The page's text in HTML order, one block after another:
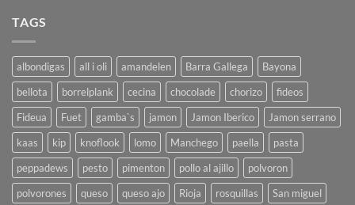
TAGS
albondigas all i oli amandelen Barra Gallega
Bayona
bellota
borrelplank cecina chocolade chorizo
fideos
Fideua
Fuet gamba`s jamon Jamon Iberico
Jamon serrano
kaas
kip knoflook lomo Manchego paella
pasta
peppadews
pesto pimenton pollo al ajillo
polvoron
polvorones
queso queso ajo Rioja rosquillas
San miguel